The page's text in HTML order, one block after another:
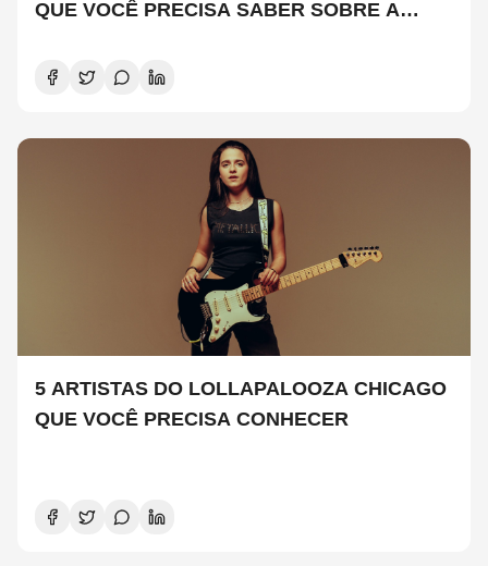
QUE VOCÊ PRECISA SABER SOBRE A
5 ARTISTAS DO LOLLAPALOOZA CHICAGO
QUE VOCÊ PRECISA CONHECER